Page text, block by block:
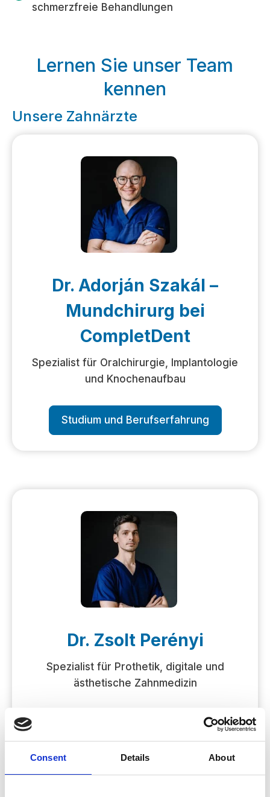
Consent Details About
schmerzfreie Behandlungen
Lernen Sie unser Team
kennen
Unsere Zahnärzte
Dr. Adorján Szakál –
Mundchirurg bei
CompletDent
Spezialist für Oralchirurgie, Implantologie
und Knochenaufbau
Studium und Berufserfahrung
Dr. Zsolt Perényi
Spezialist für Prothetik, digitale und
ästhetische Zahnmedizin
Studium und Berufserfahrung